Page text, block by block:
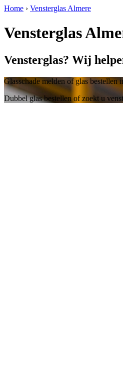
Home › Vensterglas Almere
Vensterglas
Vensterglas? Wij
Glasschade melden of glas bestellen
Dubbel glas bestellen of zoekt u